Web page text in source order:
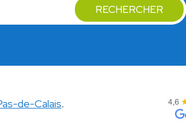
RECHERCHER
de-Calais.